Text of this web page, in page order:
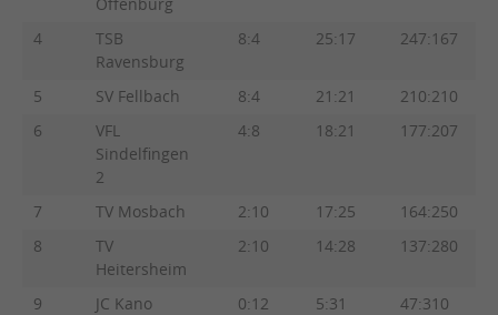
Offenburg
4
TSB
Ravensburg
8:4 25:17 247:167
5 SV Fellbach 8:4 21:21
210:210
6
VFL
Sindelfingen
2
4:8 18:21 177:207
7 TV Mosbach 2:10 17:25
164:250
8
TV
Heitersheim
2:10 14:28 137:280
9
JC Kano
0:12 5:31 47:310